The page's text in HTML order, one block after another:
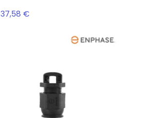
37,58 €